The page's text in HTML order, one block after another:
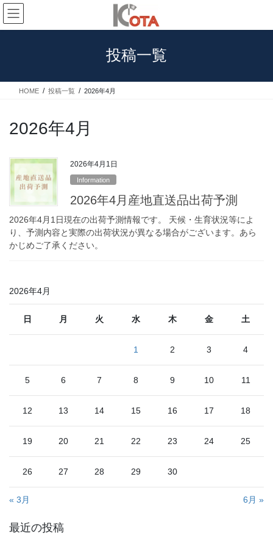
コ
ン
テ
ス
ナ
ビ
ゲ
ン
投稿一覧
HOME 投稿一覧 2026年4月
2026年4月
2026年4月1日
Information
2026年4月産地直送品出荷予測
2026年4月1日現在の出荷予測情報です。 天候・生育状況等によ
り、予測内容と実際の出荷状況が異なる場合がございます。あら
かじめご了承ください。
2026年4月
日 月 火 水 木 金 土
1 2 3 4
5 6 7 8 9 10 11
12 13 14 15 16 17 18
19 20 21 22 23 24 25
26 27 28 29 30
« 3月 6月 »
最近の投稿